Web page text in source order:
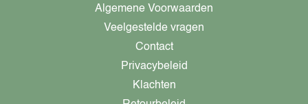
Algemene Voorwaarden
Veelgestelde vragen
Contact
Privacybeleid
Klachten